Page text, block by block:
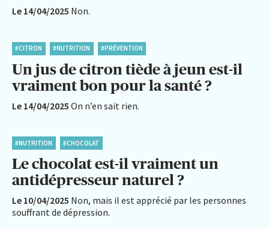
Le 14/04/2025 Non.
#CITRON #NUTRITION #PRÉVENTION
Un jus de citron tiède à jeun est-il
vraiment bon pour la santé ?
Le 14/04/2025 On n’en sait rien.
#NUTRITION #CHOCOLAT
Le chocolat est-il vraiment un
antidépresseur naturel ?
Le 10/04/2025 Non, mais il est apprécié par les personnes
souffrant de dépression.